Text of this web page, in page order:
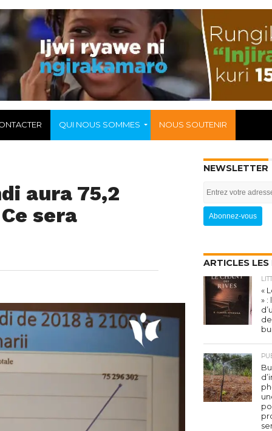
QUI NOUS SOMMES NOUS SOUTENIR
aura 75,2
sera
NEWSLETTER
ARTICLES
«
» :